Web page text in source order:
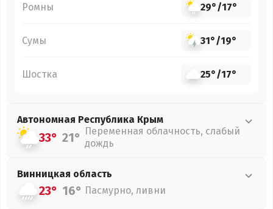
Ромны 29°/17°
Сумы 31°/19°
Шостка 25°/17°
Автономная Республика Крым
33° 21° Переменная облачность, слабый
дождь
Винницкая область
23° 16° Пасмурно, ливни